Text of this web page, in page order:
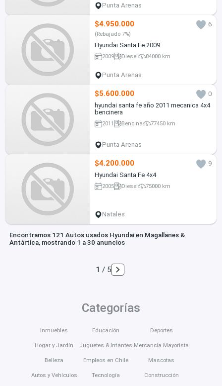
Punta Arenas
$4.950.000 6
(Rebajado 7%)
Hyundai Santa Fe 2009
2009 Diesel 84000 km
Punta Arenas
$5.600.000
0
hyundai santa fe año 2011 mecanica 4x4
bencinera
2011 Bencina 77450 km
Punta Arenas
$4.200.000
9
Hyundai Santa Fe 4x4
2005 Diesel 75000 km
Natales
Encontramos 121 Autos usados Hyundai en Magallanes &
Antártica, mostrando 1 a 30 anuncios
1 / 5
Categorías
Inmuebles
Hogar y Jardín
Belleza
Autos y Vehículos
Educación
Juguetes & Infantes
Empleos en Chile
Tecnología
Deportes
Mercancía Mayorista
Mascotas
Construcción